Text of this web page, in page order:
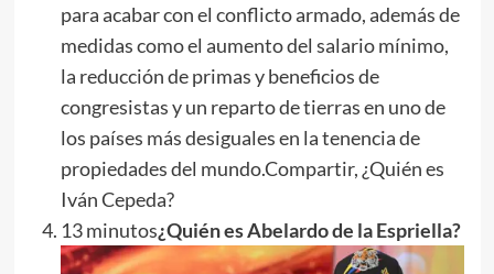
para acabar con el conflicto armado, además de
medidas como el aumento del salario mínimo,
la reducción de primas y beneficios de
congresistas y un reparto de tierras en uno de
los países más desiguales en la tenencia de
propiedades del mundo.Compartir, ¿Quién es
Iván Cepeda?
13 minutos¿Quién es Abelardo de la Espriella?